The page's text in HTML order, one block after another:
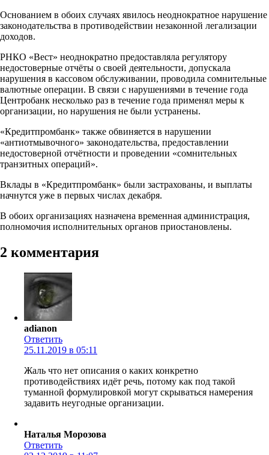
Основанием в обоих случаях явилось неоднократное нарушение
законодательства в противодействии незаконной легализации
доходов.
РНКО «Вест» неоднократно предоставляла регулятору
недостоверные отчёты о своей деятельности, допускала
нарушения в кассовом обслуживании, проводила сомнительные
валютные операции. В связи с нарушениями в течение года
Центробанк несколько раз в течение года применял меры к
организации, но нарушения не были устранены.
«Кредитпромбанк» также обвиняется в нарушении
«антиотмывочного» законодательства, предоставлении
недостоверной отчётности и проведении «сомнительных
транзитных операций».
Вклады в «Кредитпромбанк» были застрахованы, и выплаты
начнутся уже в первых числах декабря.
В обоих организациях назначена временная администрация,
полномочия исполнительных органов приостановлены.
2 комментария
adianon
Ответить
25.11.2019 в 05:11
Жаль что нет описания о каких конкретно
противодействиях идёт речь, потому как под такой
туманной формулировкой могут скрываться намерения
задавить неугодные организации.
Наталья Морозова
Ответить